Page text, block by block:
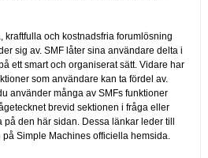
kraftfulla och kostnadsfria forumlösning
sig av. SMF låter sina användare delta i
ett smart och organiserat sätt. Vidare har
som användare kan ta fördel av.
använder många av SMFs funktioner
brevid sektionen i fråga eller
på den här sidan. Dessa länkar leder till
Simple Machines officiella hemsida.